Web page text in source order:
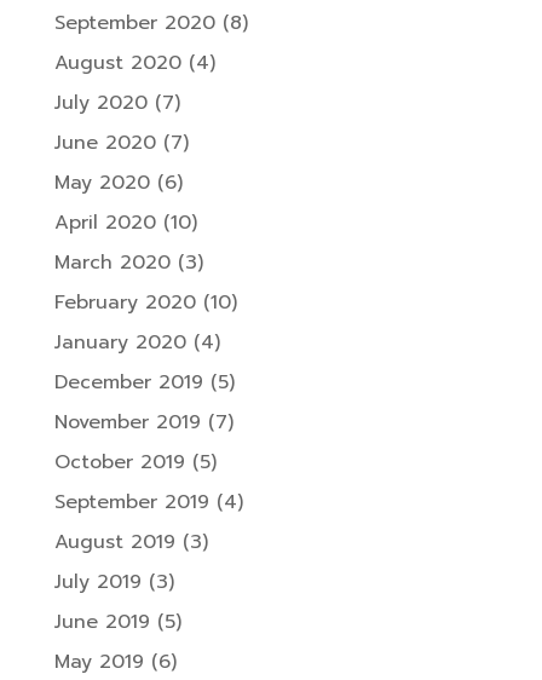
September 2020(8)
August 2020(4)
July 2020(7)
June 2020(7)
May 2020(6)
April 2020(10)
March 2020(3)
February 2020(10)
January 2020(4)
December 2019 (5)
November 2019 (7)
October 2019 (5)
September 2019 (4)
August 2019 (3)
July 2019 (3)
June 2019 (5)
May 2019 (6)